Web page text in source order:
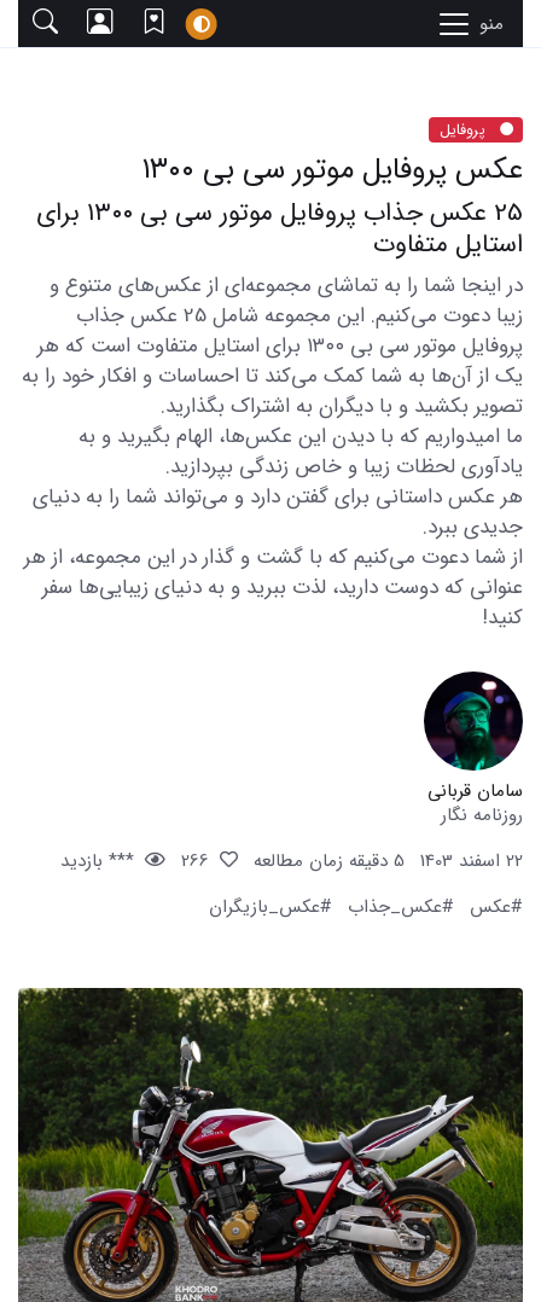
منو
پروفایل
عکس پروفایل موتور سی بی ۱۳۰۰
25 عکس جذاب پروفایل موتور سی بی ۱۳۰۰ برای
استایل متفاوت
در اینجا شما را به تماشای مجموعه‌ای از عکس‌های متنوع و
زیبا دعوت می‌کنیم. این مجموعه شامل 25 عکس جذاب
پروفایل موتور سی بی ۱۳۰۰ برای استایل متفاوت است که هر
یک از آن‌ها به شما کمک می‌کند تا احساسات و افکار خود را به
تصویر بکشید و با دیگران به اشتراک بگذارید.
ما امیدواریم که با دیدن این عکس‌ها، الهام بگیرید و به
یادآوری لحظات زیبا و خاص زندگی بپردازید.
هر عکس داستانی برای گفتن دارد و می‌تواند شما را به دنیای
جدیدی ببرد.
از شما دعوت می‌کنیم که با گشت و گذار در این مجموعه، از هر
عنوانی که دوست دارید، لذت ببرید و به دنیای زیبایی‌ها سفر
کنید!
سامان قربانی
روزنامه نگار
22 اسفند 1403
5 دقیقه زمان مطالعه
*** بازدید
#عکس
#عکس_جذاب #عکس_بازیگران